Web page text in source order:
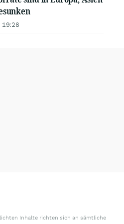
19:28
Inhalte richten sich an sämtliche